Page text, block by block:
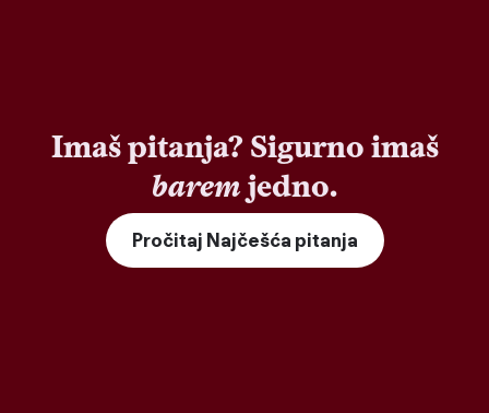
Imaš pitanja? Sigurno imaš
baremjedno.
Pročitaj Najčešća pitanja